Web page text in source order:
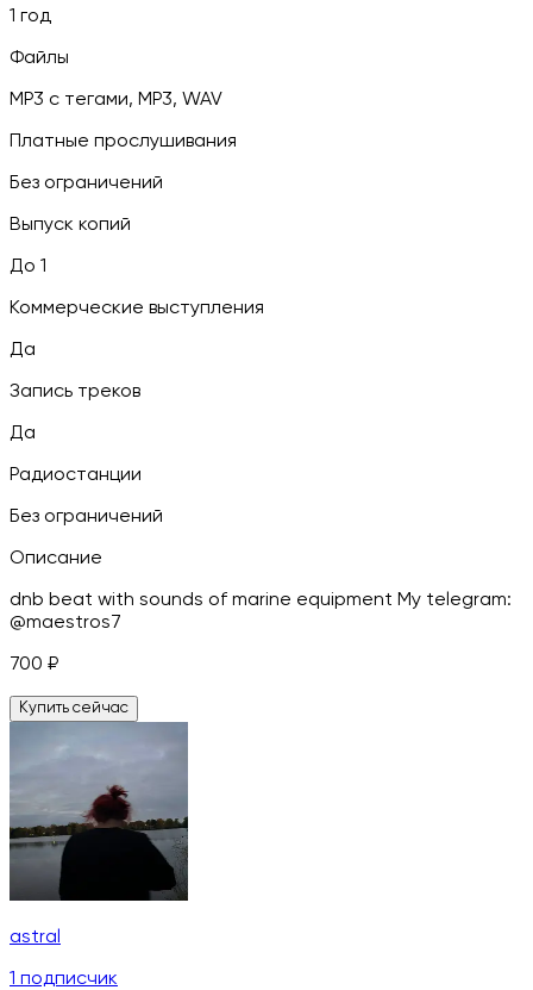
1 год
Файлы
MP3 c тегами, MP3, WAV
Платные прослушивания
Без ограничений
Выпуск копий
До 1
Коммерческие выступления
Да
Запись треков
Да
Радиостанции
Без ограничений
Описание
dnb beat with sounds of marine equipment My telegram:
@maestros7
700 ₽
Купить сейчас
astral
1 подписчик